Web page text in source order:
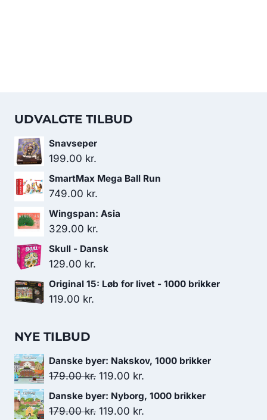
UDVALGTE TILBUD
Snavseper
199.00 kr.
SmartMax Mega Ball Run
749.00 kr.
Wingspan: Asia
329.00 kr.
Skull - Dansk
129.00 kr.
Original 15: Løb for livet - 1000 brikker
119.00 kr.
NYE TILBUD
Danske byer: Nakskov, 1000 brikker
179.00kr. Den
oprindelige
pris
119.00 kr.
aktuelle
Danske byer: Nyborg, 1000 brikker
179.00kr. Den
119.00 kr.